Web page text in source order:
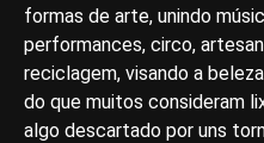
formas de arte, unindo
performances, circo,
reciclagem, visando a
do que muitos consideram
algo descartado por uns